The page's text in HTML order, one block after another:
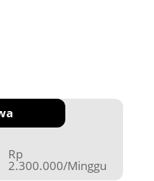
Rp
2.300.000/Minggu